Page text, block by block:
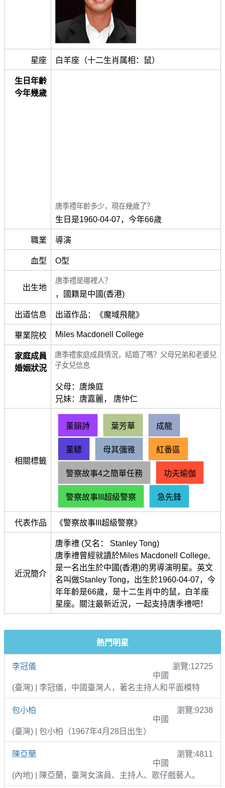
星座 白羊座（十二生肖属相：鼠）
生日年齡
今年幾歲
唐季禮年齡多少，現在幾歲了？
生日是1960-04-07，今年66歲
職業 導演
血型 O型
出生地
唐季禮是哪裡人？
，國籍是中國(香港)
出道信息 出道作品：《魔域飛龍》
畢業院校 Miles Macdonell College
家庭成員
婚姻狀況
唐季禮家庭成員情況，結婚了嗎？父母兄弟和老婆兒
子女兒信息
父母：唐煥庭
兄妹：唐嘉麗， 唐仲仁
相關標籤
董韻詩 葉芳華 成龍
董驃 母其彌雅 紅番區
警察故事4之簡單任務 功夫瑜伽
警察故事III超級警察 急先鋒
代表作品 《警察故事III超級警察》
近況簡介
唐季禮 (又名： Stanley Tong)
唐季禮曾經就讀於Miles Macdonell College,
是一名出生於中國(香港)的男導演明星。英文
名叫做Stanley Tong，出生於1960-04-07，今
年年齡是66歲，是十二生肖中的鼠，白羊座
星座。關注最新近況，一起支持唐季禮吧！
熱門明星
李冠儀
瀏覽:12725
中國
(臺灣) | 李冠儀，中國臺灣人，著名主持人和平面模特
包小柏
瀏覽:9238
中國
(臺灣) | 包小柏（1967年4月28日出生）
陳亞蘭
瀏覽:4811
中國
(內地) | 陳亞蘭，臺灣女演員、主持人、歌仔戲藝人。